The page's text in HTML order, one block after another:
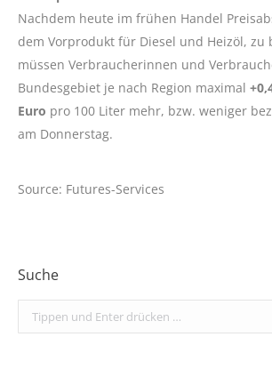
Nachdem heute im frühen Handel
dem Vorprodukt für Diesel und Heizöl, zu
müssen Verbraucherinnen und
Bundesgebiet je nach Region maximal
Euro pro 100 Liter mehr, bzw. weniger
am Donnerstag.
Source: Futures-Services
Suche
Search: